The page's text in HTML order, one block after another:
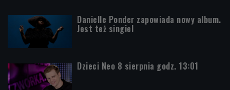
Danielle Ponder zapowiada nowy album.
Jest też singiel
Dzieci Neo 8 sierpnia godz. 13:01